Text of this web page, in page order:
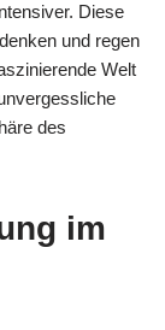
Diese
und regen
Welt
des
im